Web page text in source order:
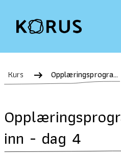
Kurs Opplæringsprogrammet Tidlig inn - dag 4
inn - dag 4